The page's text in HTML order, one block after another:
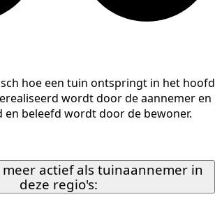
hoe een tuin ontspringt in het hoofd
wordt door de aannemer en
en beleefd wordt door de bewoner.
actief als tuinaannemer in
deze regio's: